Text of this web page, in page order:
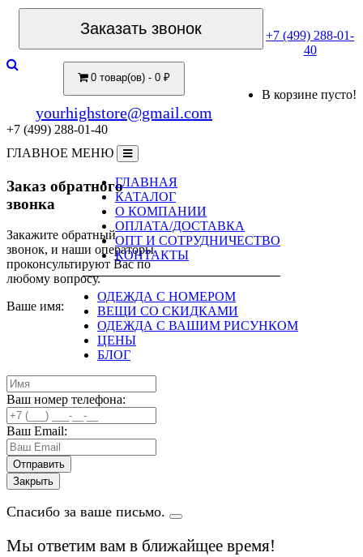
Заказать звонок
+7 (499) 288-01-
40
0 товар(ов) - 0 ₽
В корзине пусто!
yourhighstore@gmail.com
+7 (499) 288-01-40
ГЛАВНОЕ МЕНЮ
ГЛАВНАЯ
КАТАЛОГ
О КОМПАНИИ
ОПЛАТА/ДОСТАВКА
ОПТ И СОТРУДНИЧЕСТВО
КОНТАКТЫ
ОДЕЖДА С НОМЕРОМ
ВЕЩИ СО СКИДКАМИ
ОДЕЖДА С ВАШИМ РИСУНКОМ
ЦЕНЫ
БЛОГ
Заказ обратного
звонка
Закажите обратный
звонок, и наши операторы
проконсультируют Вас по
любому вопросу.
Ваше имя:
Ваш номер телефона:
Ваш Email:
Закрыть
Спасибо за ваше письмо.
Мы ответим вам в ближайщее время!